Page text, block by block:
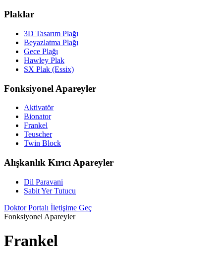
Plaklar
3D Tasarım Plağı
Beyazlatma Plağı
Gece Plağı
Hawley Plak
SX Plak (Essix)
Fonksiyonel Apareyler
Aktivatör
Bionator
Frankel
Teuscher
Twin Block
Alışkanlık Kırıcı Apareyler
Dil Paravani
Sabit Yer Tutucu
Doktor Portalı İletişime Geç
Fonksiyonel Apareyler
Frankel